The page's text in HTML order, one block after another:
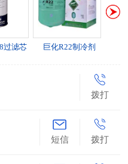
过滤芯 巨化R22制冷剂
拨打
短信 拨打